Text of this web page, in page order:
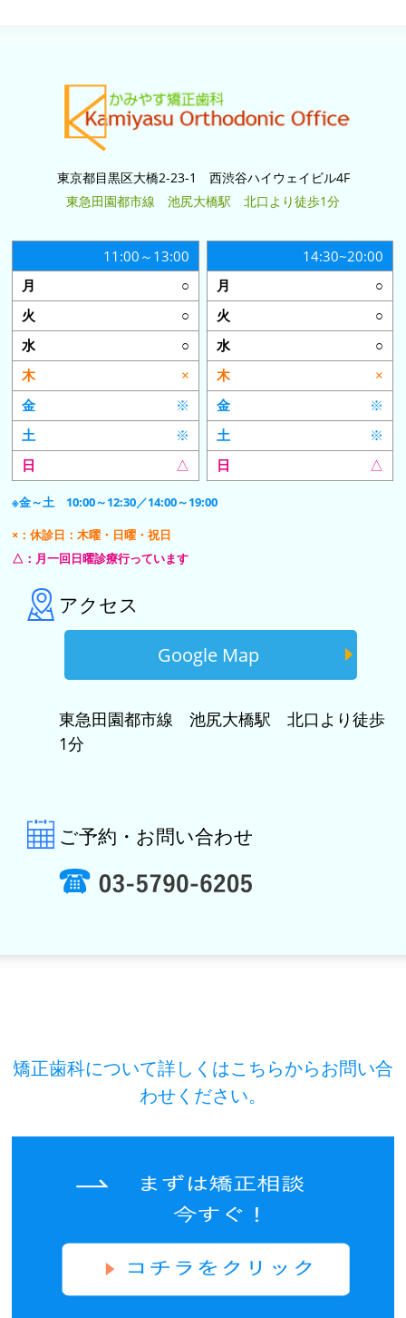
東京都目黒区大橋2-23-1 西渋谷ハイウェイビル4F
東急田園都市線 池尻大橋駅 北口より徒歩1分
11:00～13:00
○
○
○
×
※
※
△
14:30~20:00
○
○
○
×
※
※
△
※金～土 10:00～12:30／14:00～19:00
×：休診日：木曜・日曜・祝日
△：月一回日曜診療行っています
アクセス
Google Map
東急田園都市線 池尻大橋駅 北口より徒歩
1分
ご予約・お問い合わせ
矯正歯科について詳しくはこちらからお問い合
わせください。